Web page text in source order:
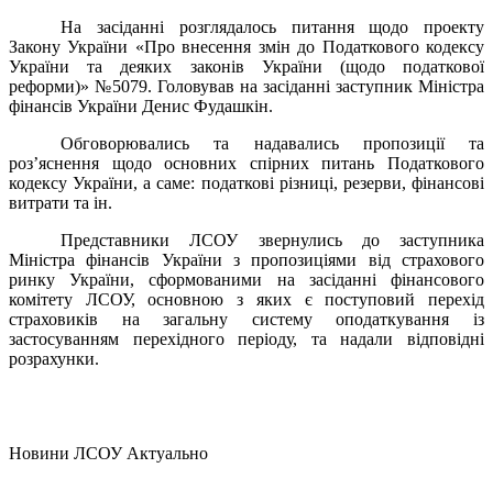
На засіданні розглядалось питання щодо проекту
Закону України «Про внесення змін до Податкового кодексу
України та деяких законів України (щодо податкової
реформи)» №5079. Головував на засіданні заступник Міністра
фінансів України Денис Фудашкін.
Обговорювались та надавались пропозиції та
роз’яснення щодо основних спірних питань Податкового
кодексу України, а саме: податкові різниці, резерви, фінансові
витрати та ін.
Представники ЛСОУ звернулись до заступника
Міністра фінансів України з пропозиціями від страхового
ринку України, сформованими на засіданні фінансового
комітету ЛСОУ, основною з яких є поступовий перехід
страховиків на загальну систему оподаткування із
застосуванням перехідного періоду, та надали відповідні
розрахунки.
Hовини ЛСОУ Актуально